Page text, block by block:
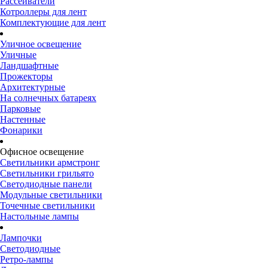
Котроллеры для лент
Комплектующие для лент
Уличное освещение
Уличные
Ландшафтные
Прожекторы
Архитектурные
На солнечных батареях
Парковые
Настенные
Фонарики
Офисное освещение
Светильники армстронг
Светильники грильято
Светодиодные панели
Модульные светильники
Точечные светильники
Настольные лампы
Лампочки
Светодиодные
Ретро-лампы